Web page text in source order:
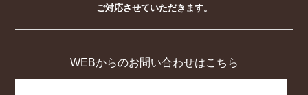
ご対応させていただきます。
WEBからのお問い合わせはこちら